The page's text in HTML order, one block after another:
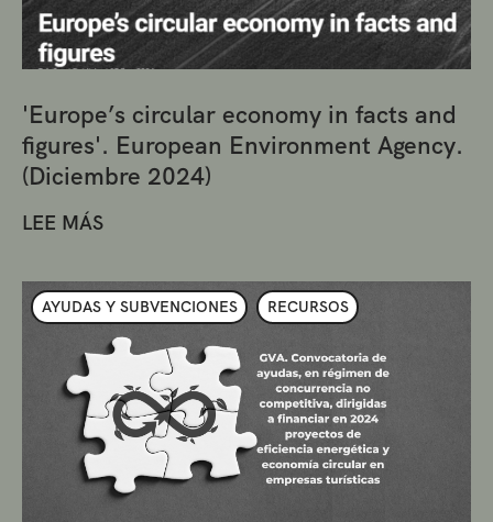
'Europe’s circular economy in facts and
figures'. European Environment Agency.
(Diciembre 2024)
LEE MÁS
AYUDAS Y SUBVENCIONES RECURSOS